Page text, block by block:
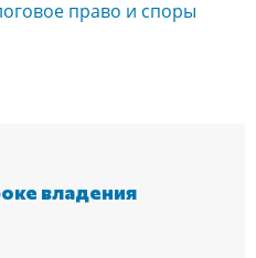
право и споры
владения